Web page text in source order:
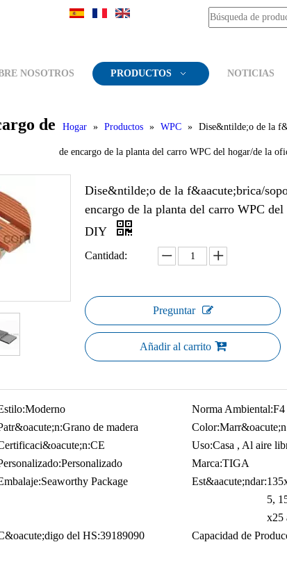
NOSOTROS PRODUCTOS NOTICIAS
de
Hogar » Productos » WPC » Dise&ntilde;o de la
de encargo de la planta del carro WPC del hogar/de la
Dise&ntilde;o de la f&aacute;brica/
encargo de la planta del carro WPC
DIY
Cantidad:
Preguntar
Añadir al carrito
Moderno Norma Ambiental:F4
Grano de madera Color:Marr&oacute;n
CE Uso:Casa , Al aire
Personalizado Marca:TIGA
Seaworthy Package Est&aacute;ndar:
5,
x25
del HS:39189090 Capacidad de